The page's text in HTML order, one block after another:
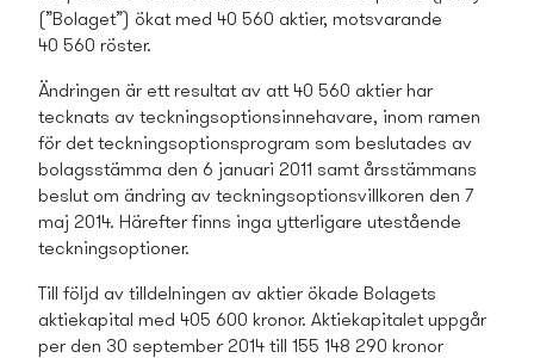
(”Bolaget”) ökat med 40 560 aktier, motsvarande
40 560 röster.
Ändringen är ett resultat av att 40 560 aktier har
tecknats av teckningsoptionsinnehavare, inom ramen
för det teckningsoptionsprogram som beslutades av
bolagsstämma den 6 januari 2011 samt årsstämmans
beslut om ändring av teckningsoptionsvillkoren den 7
maj 2014. Härefter finns inga ytterligare utestående
teckningsoptioner.
Till följd av tilldelningen av aktier ökade Bolagets
aktiekapital med 405 600 kronor. Aktiekapitalet uppgår
per den 30 september 2014 till 155 148 290 kronor